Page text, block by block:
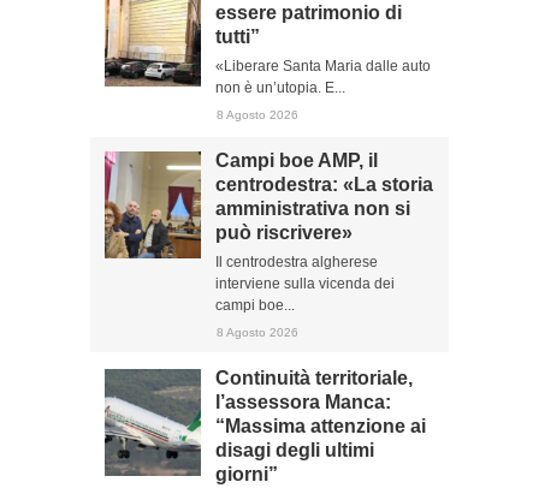
essere patrimonio di
tutti”
«Liberare Santa Maria dalle auto
non è un’utopia. E...
8 Agosto 2026
Campi boe AMP, il
centrodestra: «La storia
amministrativa non si
può riscrivere»
Il centrodestra algherese
interviene sulla vicenda dei
campi boe...
8 Agosto 2026
Continuità territoriale,
l’assessora Manca:
“Massima attenzione ai
disagi degli ultimi
giorni”